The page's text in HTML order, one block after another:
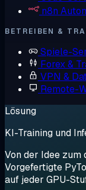
n8n
BETREIBEN &
Spiele-
Forex &
VPN &
Remote-
Lösung
KI-Training und
Von der Idee
Vorgefertigte
auf jeder GPU-